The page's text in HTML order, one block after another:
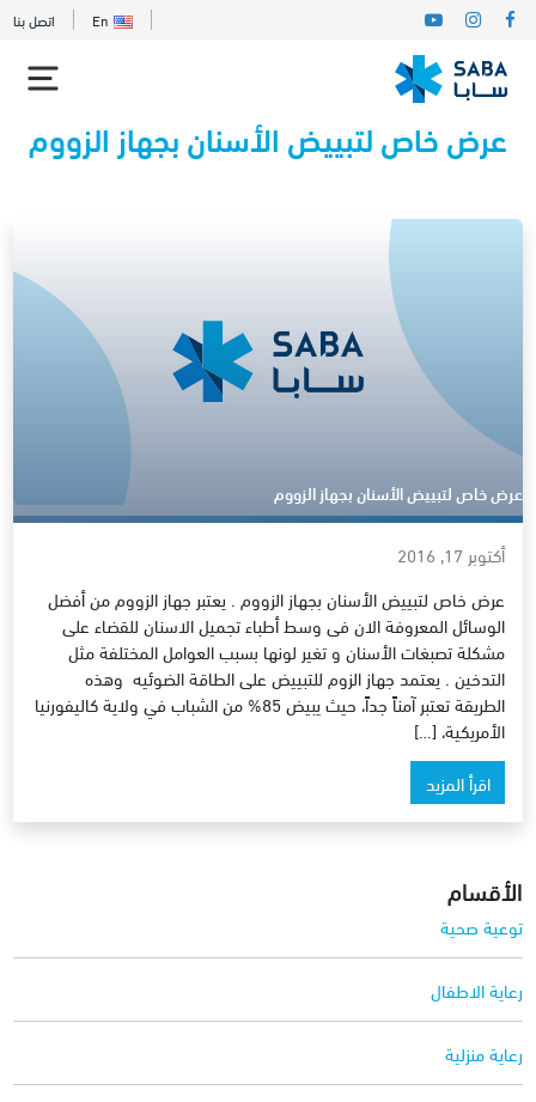
En اتصل بنا
عرض خاص لتبييض الأسنان بجهاز الزووم
الأقسام
توعية صحية
رعاية الاطفال
رعاية منزلية
عرض خاص لتبييض الأسنان بجهاز الزووم
أكتوبر 17, 2016
عرض خاص لتبييض الأسنان بجهاز الزووم . يعتبر جهاز الزووم من أفضل
الوسائل المعروفة الان فى وسط أطباء تجميل الاسنان للقضاء على
مشكلة تصبغات الأسنان و تغير لونها بسبب العوامل المختلفة مثل
التدخين . يعتمد جهاز الزوم للتبييض على الطاقة الضوئيه وهذه
الطريقة تعتبر آمناً جداً، حيث يبيض 85% من الشباب في ولاية كاليفورنيا
الأمريكية، […]
اقرأ المزيد